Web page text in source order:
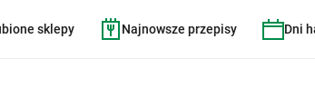
sklepy Najnowsze przepisy Dni